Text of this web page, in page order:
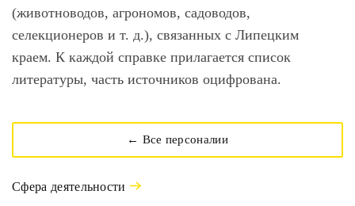
(животноводов, агрономов, садоводов,
селекционеров и т. д.), связанных с Липецким
краем. К каждой справке прилагается список
литературы, часть источников оцифрована.
← Все персоналии
Сфера деятельности